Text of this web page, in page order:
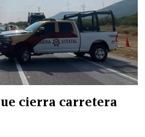
cierra carretera